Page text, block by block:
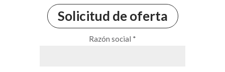
Solicitud de oferta
Razón social *